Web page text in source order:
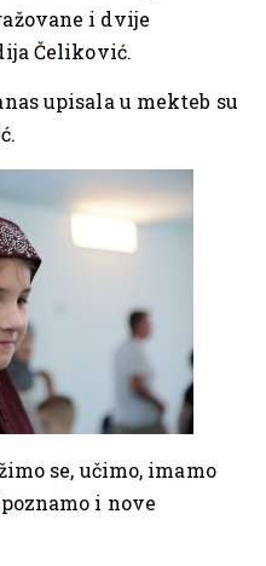
i dvije
Čeliković.
upisala u mekteb su
se, učimo, imamo
i nove